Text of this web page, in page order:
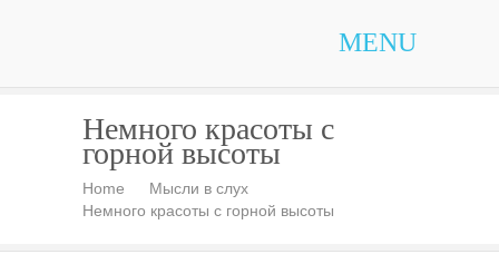
MENU
Немного красоты с
горной высоты
Home
Мысли в слух
Немного красоты с горной высоты